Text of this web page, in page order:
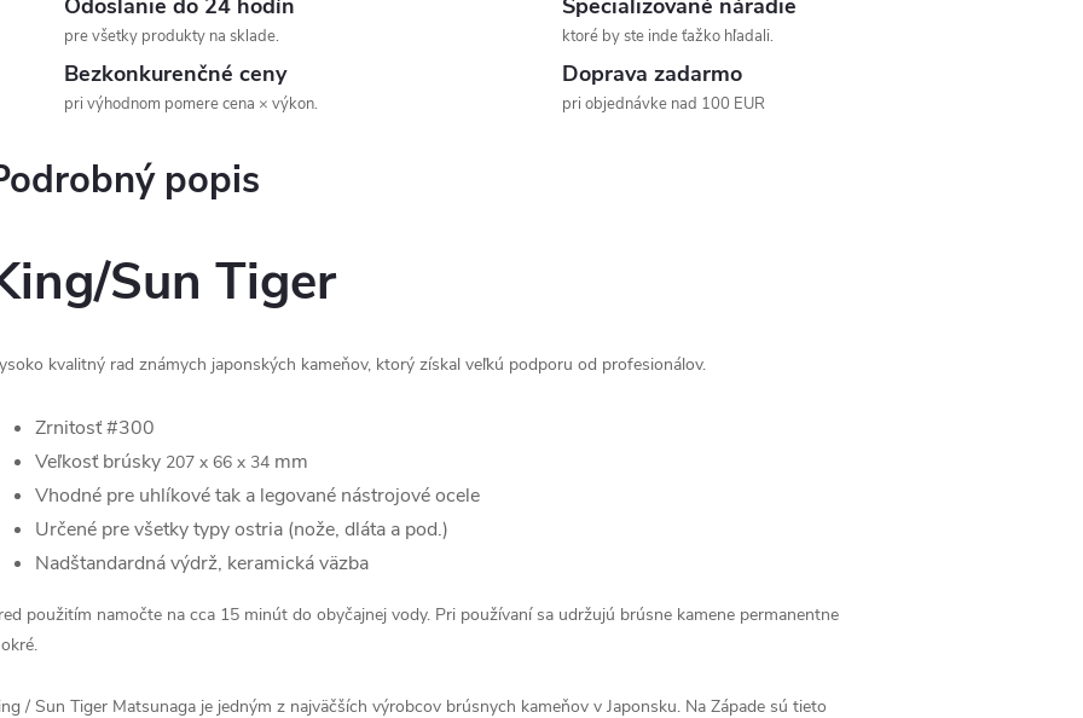
Odoslanie do 24 hodín
pre všetky produkty na sklade.
Špecializované náradie
ktoré by ste inde ťažko hľadali.
Bezkonkurenčné ceny
pri výhodnom pomere cena × výkon.
Doprava zadarmo
pri objednávke nad 100 EUR
popis
Sun Tiger
kvalitný rad známych japonských kameňov, ktorý získal veľkú podporu od profesionálov.
Zrnitosť #300
Veľkosť brúsky 207 x 66 x 34 mm
Vhodné pre uhlíkové tak a legované nástrojové ocele
Určené pre všetky typy ostria (nože, dláta a pod.)
Nadštandardná výdrž, keramická väzba
použitím namočte na cca 15 minút do obyčajnej vody. Pri používaní sa udržujú brúsne kamene permanentne
/ Sun Tiger Matsunaga je jedným z najväčších výrobcov brúsnych kameňov v Japonsku. Na Západe sú tieto